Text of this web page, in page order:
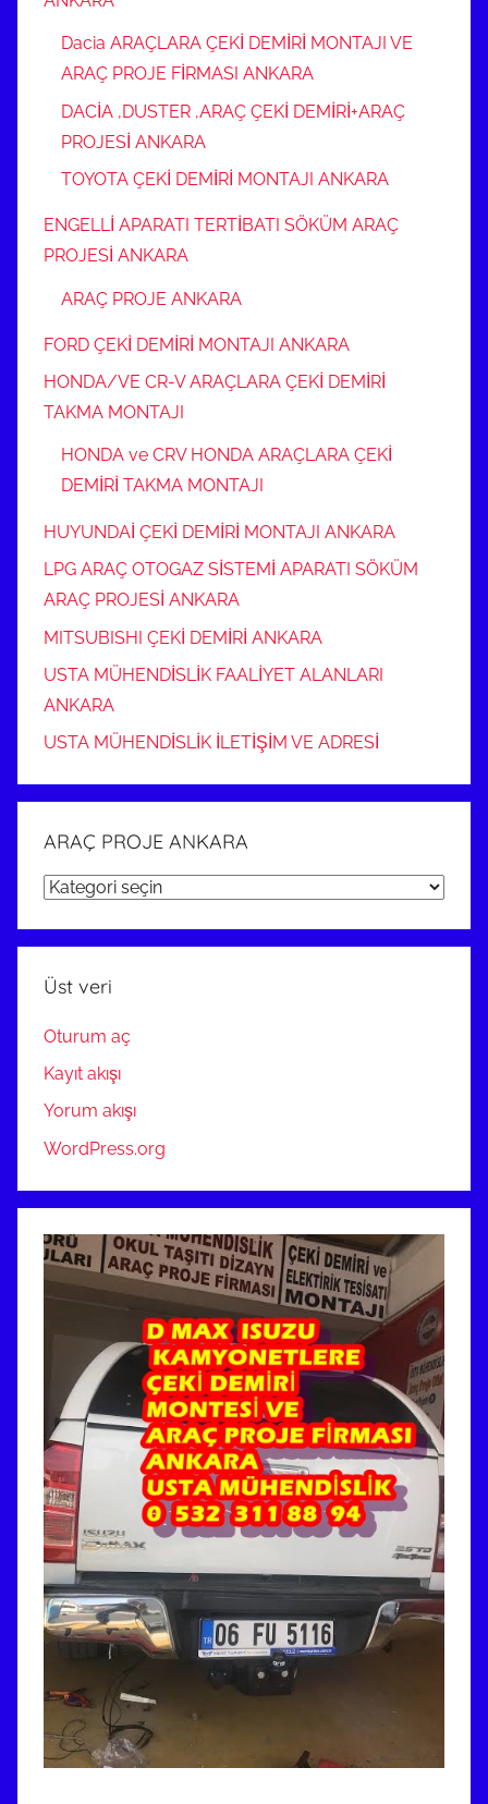
Dacia ARAÇLARA ÇEKİ DEMİRİ MONTAJI VE
ARAÇ PROJE FİRMASI ANKARA
DACİA ,DUSTER ,ARAÇ ÇEKİ DEMİRİ+ARAÇ
PROJESİ ANKARA
TOYOTA ÇEKİ DEMİRİ MONTAJI ANKARA
ENGELLİ APARATI TERTİBATI SÖKÜM ARAÇ
PROJESİ ANKARA
ARAÇ PROJE ANKARA
FORD ÇEKİ DEMİRİ MONTAJI ANKARA
HONDA/VE CR-V ARAÇLARA ÇEKİ DEMİRİ
TAKMA MONTAJI
HONDA ve CRV HONDA ARAÇLARA ÇEKİ
DEMİRİ TAKMA MONTAJI
HUYUNDAİ ÇEKİ DEMİRİ MONTAJI ANKARA
LPG ARAÇ OTOGAZ SİSTEMİ APARATI SÖKÜM
ARAÇ PROJESİ ANKARA
MITSUBISHI ÇEKİ DEMİRİ ANKARA
USTA MÜHENDİSLİK FAALİYET ALANLARI
ANKARA
USTA MÜHENDİSLİK İLETİŞİM VE ADRESİ
ARAÇ PROJE ANKARA
ARAÇ
ANKARA
Üst veri
Oturum aç
Kayıt akışı
Yorum akışı
WordPress.org